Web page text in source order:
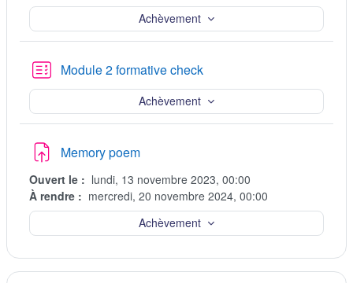
Achèvement
Module 2 formative checkTest
Achèvement
Memory poemDevoir
Ouvert le : lundi, 13 novembre 2023, 00:00
À rendre : mercredi, 20 novembre 2024, 00:00
Achèvement